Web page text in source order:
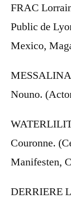
FRAC
Public de
Mexico,
Nouno.
Couronne.
Manifesten,
DERRIERE